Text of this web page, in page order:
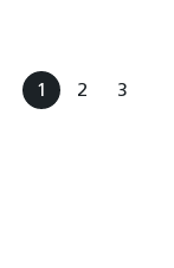
1 2 3